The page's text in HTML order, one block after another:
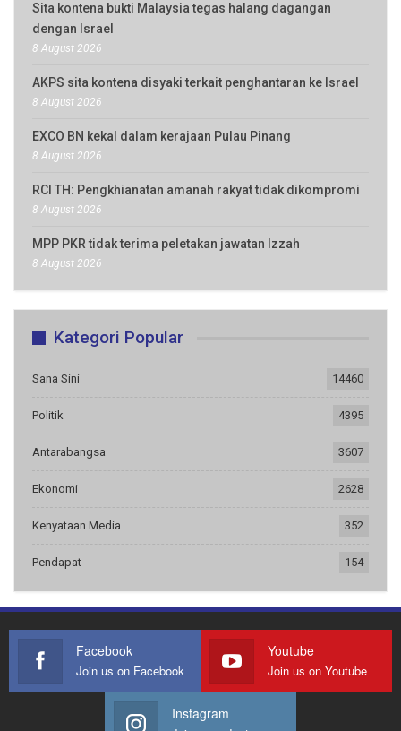
Sita kontena bukti Malaysia tegas halang dagangan
dengan Israel
8 August 2026
AKPS sita kontena disyaki terkait penghantaran ke Israel
8 August 2026
EXCO BN kekal dalam kerajaan Pulau Pinang
8 August 2026
RCI TH: Pengkhianatan amanah rakyat tidak dikompromi
8 August 2026
MPP PKR tidak terima peletakan jawatan Izzah
8 August 2026
Kategori Popular
Sana Sini 14460
Politik 4395
Antarabangsa 3607
Ekonomi 2628
Kenyataan Media 352
Pendapat 154
Facebook
Join us on Facebook
Youtube
Join us on Youtube
Instagram